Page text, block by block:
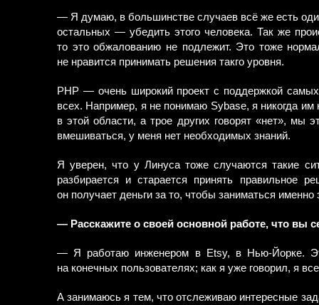
— Я думаю, в большинстве случаев всё же есть
остальных — убедить этого человека. Так же
то это обжалованию не подлежит. Это тоже
не нравится принимать решения такго уровня.
PHP — очень широкий проект с поддержкой
всех. Например, я не понимаю Sybase, я никогда им
в этой области, а трое других говорят «нет», мы
вмешиваться, у меня нет необходимых знаний.
Я уверен, что у Линуса тоже случаются такие
разбирается и старается принять правильное
он получает деньги за то, чтобы заниматься
— Расскажите о своей основной работе, что вы
— Я работаю инженером в Etsy, в Нью-Йорке.
на конечных пользователях; как я уже говорил, я
А занимаюсь я тем, что отслеживаю интересные